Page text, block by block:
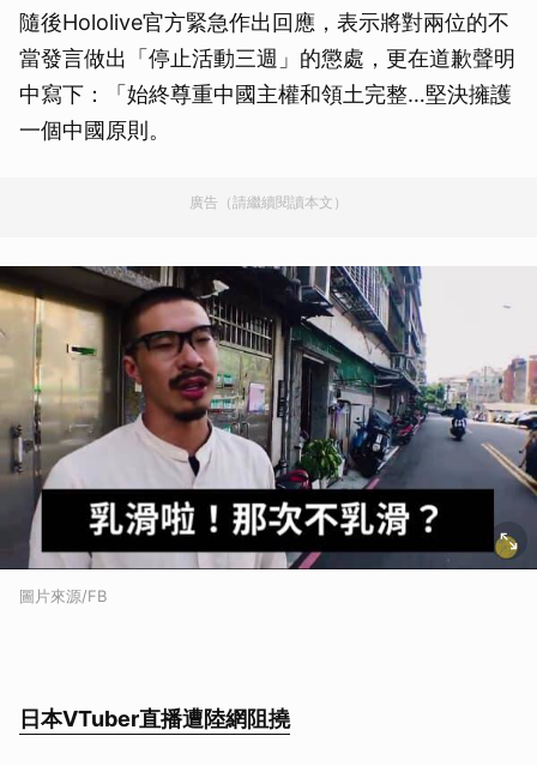
隨後Hololive官方緊急作出回應，表示將對兩位的不
當發言做出「停止活動三週」的懲處，更在道歉聲明
中寫下：「始終尊重中國主權和領土完整…堅決擁護
一個中國原則。
廣告（請繼續閱讀本文）
圖片來源/FB
日本VTuber直播遭陸網阻撓